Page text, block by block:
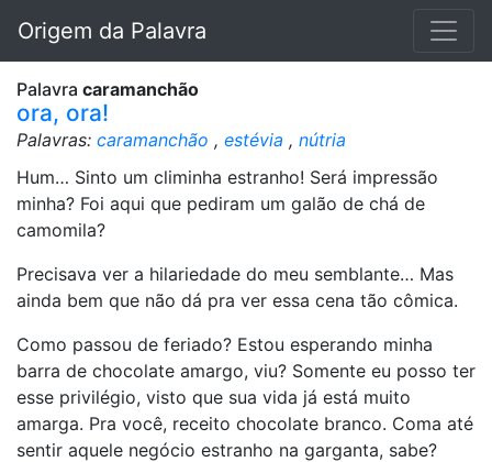
Origem da Palavra
Palavra caramanchão
ora, ora!
Palavras: caramanchão , estévia , nútria
Hum… Sinto um climinha estranho! Será impressão
minha? Foi aqui que pediram um galão de chá de
camomila?
Precisava ver a hilariedade do meu semblante… Mas
ainda bem que não dá pra ver essa cena tão cômica.
Como passou de feriado? Estou esperando minha
barra de chocolate amargo, viu? Somente eu posso ter
esse privilégio, visto que sua vida já está muito
amarga. Pra você, receito chocolate branco. Coma até
sentir aquele negócio estranho na garganta, sabe?